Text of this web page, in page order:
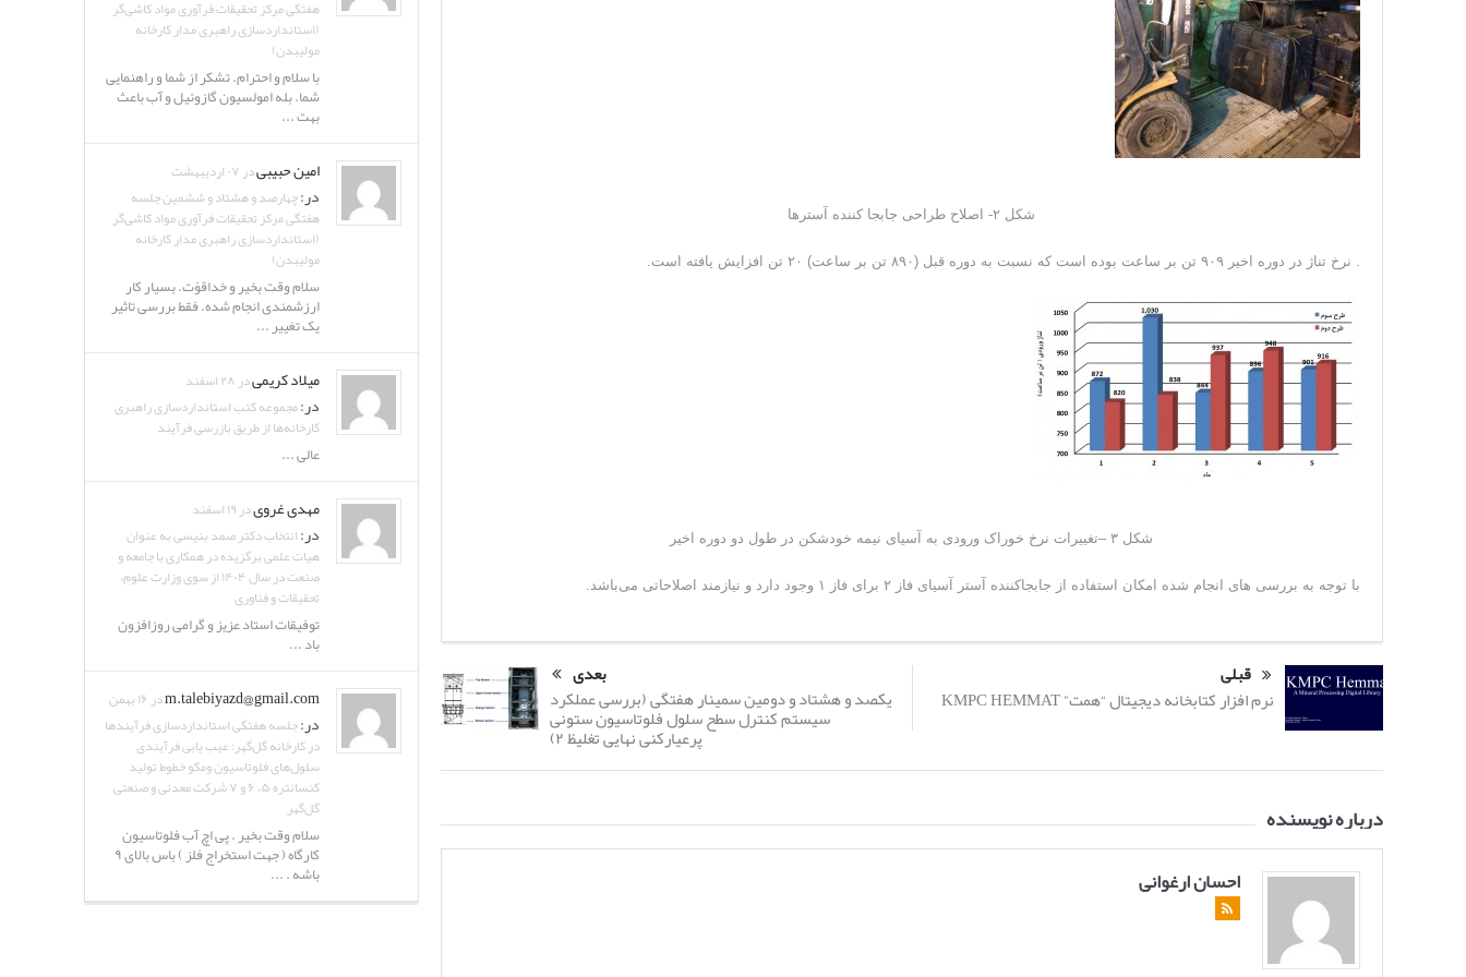
شکل ۲- اصلاح طراحی جابجا کننده آسترها
. نرخ تناژ در دوره اخیر ۹۰۹ تن بر ساعت بوده است که نسبت به دوره قبل (۸۹۰ تن بر ساعت) ۲۰ تن افزایش یافته است.
شکل ۳ –تغییرات نرخ خوراک ورودی به آسیای نیمه خودشکن در طول دو دوره اخیر
با توجه به بررسی های انجام شده امکان استفاده از جابجاکننده آستر آسیای فاز ۲ برای فاز ۱ وجود دارد و نیازمند اصلاحاتی می‌باشد.
قبلی
نرم افزار کتابخانه دیجیتال “همت” KMPC HEMMAT
بعدی
یکصد و هشتاد و دومین سمینار هفتگی (بررسی عملکرد
سیستم کنترل سطح سلول فلوتاسیون ستونی
پرعیارکنی نهایی تغلیظ ۲)
درباره نویسنده
احسان ارغوانی
هفتگی مرکز تحقیقات فرآوری مواد کاشی‌گر
(استانداردسازی راهبری مدار کارخانه
مولیبدن)
با سلام و احترام. تشکر از شما و راهنمایی
شما. بله امولسیون گازوئیل و آب باعث
بهت ...
امین حبیبیدر ۰۷ اردیبهشت
در:چهارصد و هشتاد و ششمین جلسه
هفتگی مرکز تحقیقات فرآوری مواد کاشی‌گر
(استانداردسازی راهبری مدار کارخانه
مولیبدن)
سلام وقت بخیر و خداقوّت. بسیار کار
ارزشمندی انجام شده. فقط بررسی تاثیر
یک تغییر ...
میلاد کریمیدر ۲۸ اسفند
در:مجموعه کتب استانداردسازی راهبری
کارخانه‌ها از طریق بازرسی فرآیند
عالی ...
مهدی غرویدر ۱۹ اسفند
در:انتخاب دکتر صمد بنیسی به عنوان
هیات علمی برگزیده در همکاری با جامعه و
صنعت در سال ۱۴۰۴ از سوی وزارت علوم،
تحقیقات و فناوری
توفیقات استاد عزیز و گرامی روزافزون
باد ...
m.talebiyazd@gmail.comدر ۱۶ بهمن
در:جلسه هفتگی استانداردسازی فرآیندها
در کارخانه گل‌گهر: عیب یابی فرآیندی
سلول‌های فلوتاسیون ومکو خطوط تولید
کنسانتره ۵، ۶ و ۷ شرکت معدنی و صنعتی
گل‌گهر
سلام وقت بخیر . پی اچ آب فلوتاسیون
کارگاه ( جهت استخراج فلز ) باس بالای ۹
باشه . ...